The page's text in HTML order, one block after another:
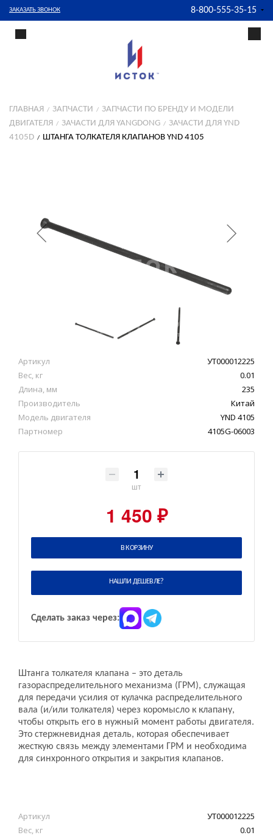
ЗАКАЗАТЬ ЗВОНОК 8-800-555-35-15
ГЛАВНАЯ ЗАПЧАСТИ
ЗАПЧАСТИ ПО БРЕНДУ И МОДЕЛИ
ДВИГАТЕЛЯ
ЗАЧАСТИ ДЛЯ YANGDONG
ЗАЧАСТИ ДЛЯ YND
4105D
ШТАНГА ТОЛКАТЕЛЯ КЛАПАНОВ YND 4105
Артикул
УТ000012225
Вес, кг
0.01
Длина, мм
235
Производитель
Китай
Модель двигателя
YND 4105
Партномер
4105G-06003
шт
1 450 ₽
В КОРЗИНУ
НАШЛИ ДЕШЕВЛЕ?
Сделать заказ через:
Штанга толкателя клапана – это деталь
газораспределительного механизма (ГРМ), служащая
для передачи усилия от кулачка распределительного
вала (и/или толкателя) через коромысло к клапану,
чтобы открыть его в нужный момент работы двигателя.
Это стержневидная деталь, которая обеспечивает
жесткую связь между элементами ГРМ и необходима
для синхронного открытия и закрытия клапанов.
Артикул
УТ000012225
Вес, кг
0.01